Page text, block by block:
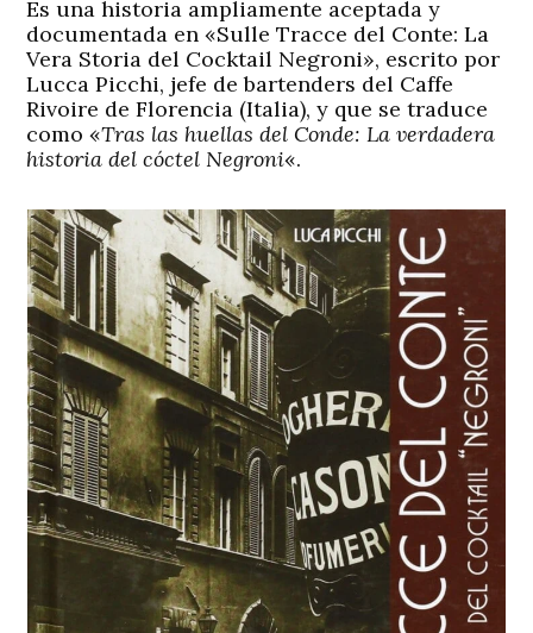
Es una historia ampliamente aceptada y
documentada en «Sulle Tracce del Conte: La
Vera Storia del Cocktail Negroni», escrito por
Lucca Picchi, jefe de bartenders del Caffe
Rivoire de Florencia (Italia), y que se traduce
como «Tras las huellas del Conde: La verdadera
historia del cóctel Negroni«.